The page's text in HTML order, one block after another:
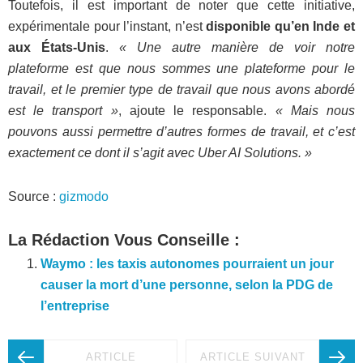
Toutefois, il est important de noter que cette initiative,
expérimentale pour l’instant, n’estdisponible qu’en Inde et
aux États-Unis. « Une autre manière de voir notre
plateforme est que nous sommes une plateforme pour le
travail, et le premier type de travail que nous avons abordé
est le transport », ajoute le responsable. « Mais nous
pouvons aussi permettre d’autres formes de travail, et c’est
exactement ce dont il s’agit avec Uber AI Solutions. »
Source : gizmodo
La Rédaction Vous Conseille :
Waymo : les taxis autonomes pourraient un jour
causer la mort d’une personne, selon la PDG de
l’entreprise
ARTICLE
ARTICLE SUIVANT